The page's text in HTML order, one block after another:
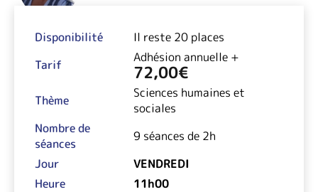
Disponibilité
Il reste 20 places
Tarif
Adhésion annuelle +
72,00€
Thème
Sciences humaines et
sociales
Nombre de
séances
9 séances de 2h
Jour
VENDREDI
Heure
11h00